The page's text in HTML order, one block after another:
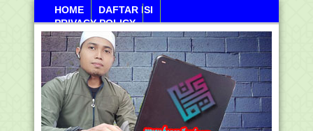
HOME
DAFTAR ISI
PRIVACY POLICY
Ahad, 09 Agustus 2026